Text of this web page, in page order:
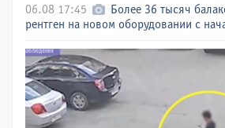
06.08 17:45
Более 36 тысяч
рентген на новом оборудовании с